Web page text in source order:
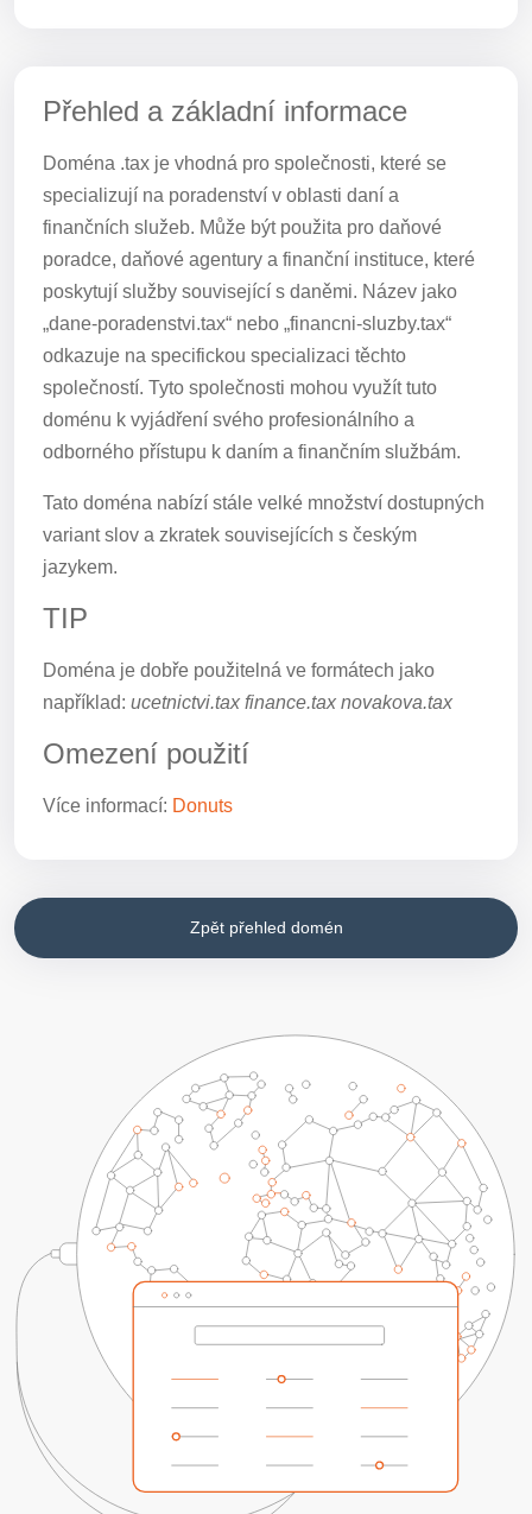
Přehled a základní informace
Doména .tax je vhodná pro společnosti, které se
specializují na poradenství v oblasti daní a
finančních služeb. Může být použita pro daňové
poradce, daňové agentury a finanční instituce, které
poskytují služby související s daněmi. Název jako
„dane-poradenstvi.tax“ nebo „financni-sluzby.tax“
odkazuje na specifickou specializaci těchto
společností. Tyto společnosti mohou využít tuto
doménu k vyjádření svého profesionálního a
odborného přístupu k daním a finančním službám.
Tato doména nabízí stále velké množství dostupných
variant slov a zkratek souvisejících s českým
jazykem.
TIP
Doména je dobře použitelná ve formátech jako
například: ucetnictvi.tax finance.tax novakova.tax
Omezení použití
Více informací: Donuts
Zpět přehled domén